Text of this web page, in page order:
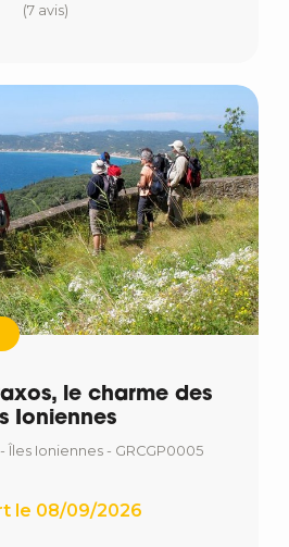
(7 avis)
le charme des
Ioniennes
Îles Ioniennes - GRCGP0005
le 08/09/2026